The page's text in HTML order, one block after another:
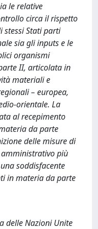
le relative
circa il rispetto
stessi Stati parti
sia gli inputs e le
organismi
II, articolata in
materiali e
– europea,
orientale. La
al recepimento
da parte
delle misure di
più
soddisfacente
in materia da parte
delle Nazioni Unite